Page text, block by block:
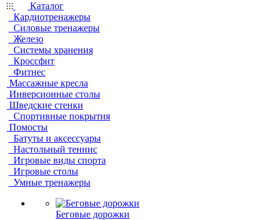
Каталог
Кардиотренажеры
Силовые тренажеры
Железо
Системы хранения
Кроссфит
Фитнес
Массажные кресла
Инверсионные столы
Шведские стенки
Спортивные покрытия
Помосты
Батуты и аксессуары
Настольный теннис
Игровые виды спорта
Игровые столы
Умные тренажеры
Беговые дорожки